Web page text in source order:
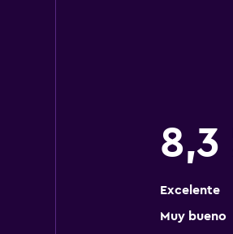
8,3
Excelente
Muy bueno